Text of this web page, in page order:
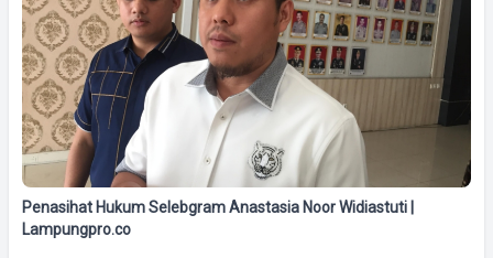
Penasihat Hukum Selebgram Anastasia Noor Widiastuti |
Lampungpro.co